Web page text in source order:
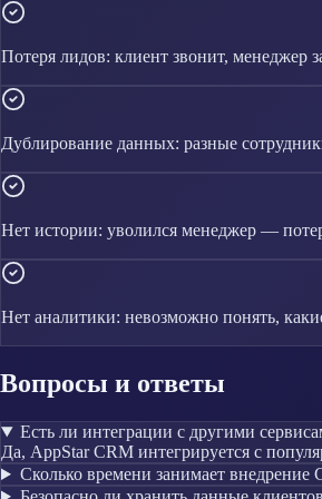
Потеря лидов: клиент звонит, менеджер
Дублирование данных: разные
Нет истории: уволился менеджер —
Нет аналитики: невозможно понять,
Вопросы и ответы
Есть ли интеграции с другими
Да, AppStar CRM интегрируется с
Сколько времени занимает внедрение